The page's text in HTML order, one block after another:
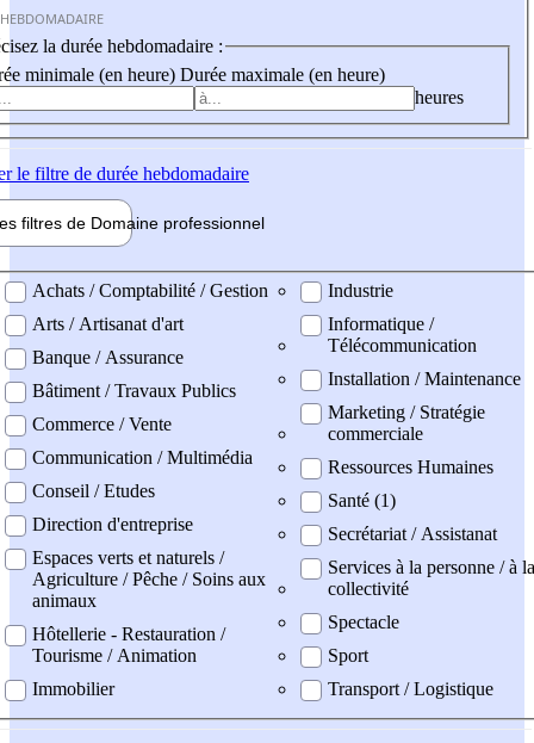
la durée hebdomadaire :
minimale (en heure) Durée maximale (en heure)
heures
le filtre de durée hebdomadaire
filtres de Domaine professionnel
professionel
Achats / Comptabilité / Gestion
Arts / Artisanat d'art
Banque / Assurance
Bâtiment / Travaux Publics
Commerce / Vente
Communication / Multimédia
Conseil / Etudes
Direction d'entreprise
Espaces verts et naturels /
Agriculture / Pêche / Soins aux
animaux
Hôtellerie - Restauration /
Tourisme / Animation
Immobilier
Industrie
Informatique /
Télécommunication
Installation / Maintenance
Marketing / Stratégie
commerciale
Ressources Humaines
Santé (1)
Secrétariat / Assistanat
Services à la personne / à la
collectivité
Spectacle
Sport
Transport / Logistique